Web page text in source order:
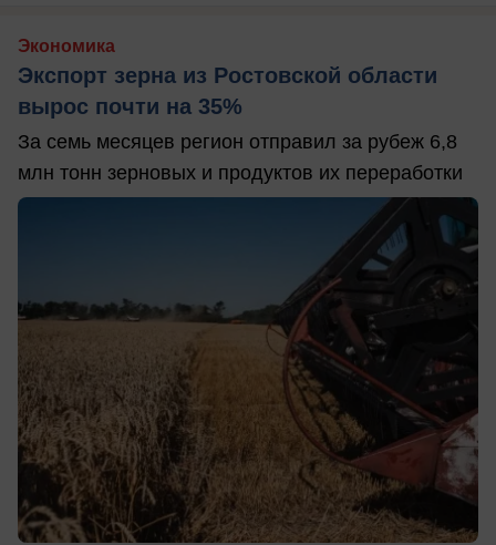
Экономика
Экспорт зерна из Ростовской области
вырос почти на 35%
За семь месяцев регион отправил за рубеж 6,8
млн тонн зерновых и продуктов их переработки